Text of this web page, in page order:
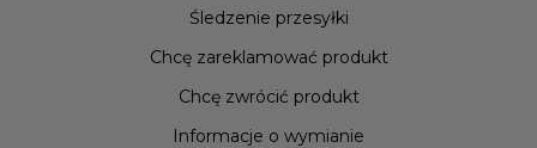
Śledzenie przesyłki
Chcę zareklamować produkt
Chcę zwrócić produkt
Informacje o wymianie